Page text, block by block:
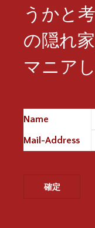
うかと
の隠れ
マニア
Name
Mail-Address